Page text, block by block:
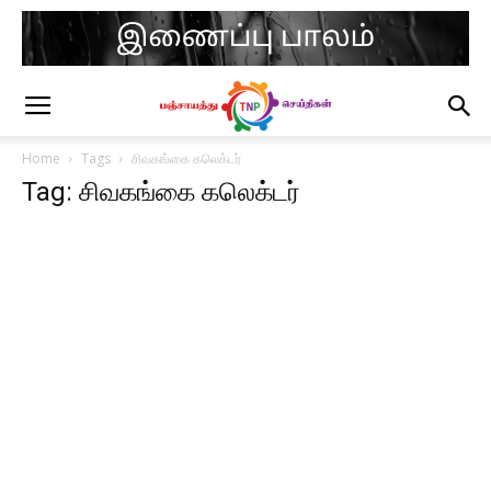
Home Tags சிவகங்கை கலெக்டர்
Tag: சிவகங்கை கலெக்டர்